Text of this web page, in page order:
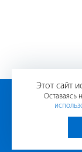
Этот сайт
Оставаясь